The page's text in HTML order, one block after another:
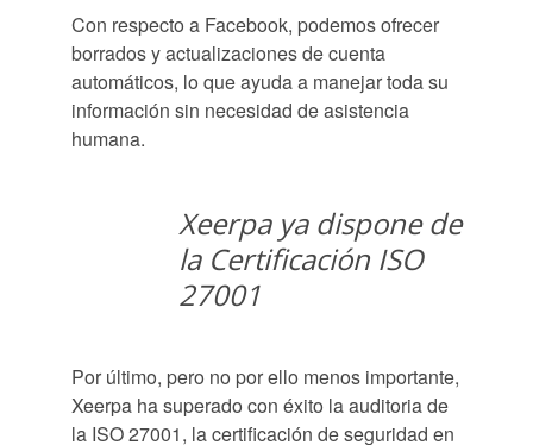
Con respecto a Facebook, podemos ofrecer
borrados y actualizaciones de cuenta
automáticos, lo que ayuda a manejar toda su
información sin necesidad de asistencia
humana.
Xeerpa ya dispone de
la Certificación ISO
27001
Por último, pero no por ello menos importante,
Xeerpa ha superado con éxito la auditoria de
la ISO 27001, la certificación de seguridad en